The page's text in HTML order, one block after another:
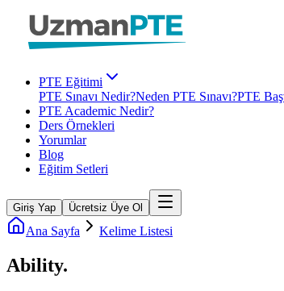
PTE Eğitimi
PTE Sınavı Nedir?Neden PTE Sınavı?PTE
PTE Academic Nedir?
Ders Örnekleri
Yorumlar
Blog
Eğitim Setleri
Giriş Yap Ücretsiz Üye Ol
Ana Sayfa Kelime Listesi
Ability.